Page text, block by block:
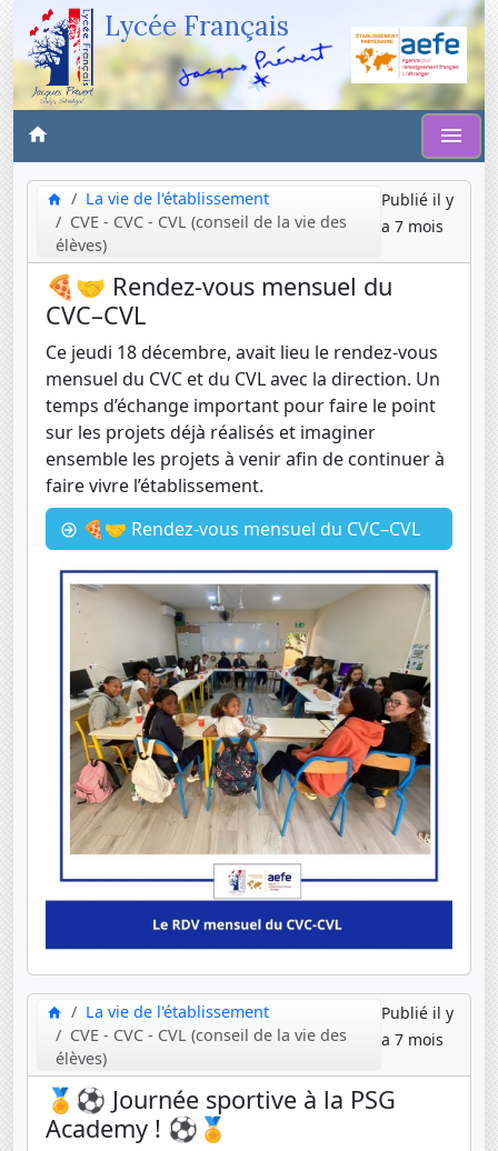
Lycée Français
La vie de l'établissement
CVE - CVC - CVL (conseil de la vie des
élèves)
Publié il y
a 7 mois
🍕🤝 Rendez-vous mensuel du
CVC–CVL
Ce jeudi 18 décembre, avait lieu le rendez-vous
mensuel du CVC et du CVL avec la direction. Un
temps d’échange important pour faire le point
sur les projets déjà réalisés et imaginer
ensemble les projets à venir afin de continuer à
faire vivre l’établissement.
🍕🤝 Rendez-vous mensuel du CVC–CVL
La vie de l'établissement
CVE - CVC - CVL (conseil de la vie des
élèves)
Publié il y
a 7 mois
🏅⚽ Journée sportive à la PSG
Academy ! ⚽🏅